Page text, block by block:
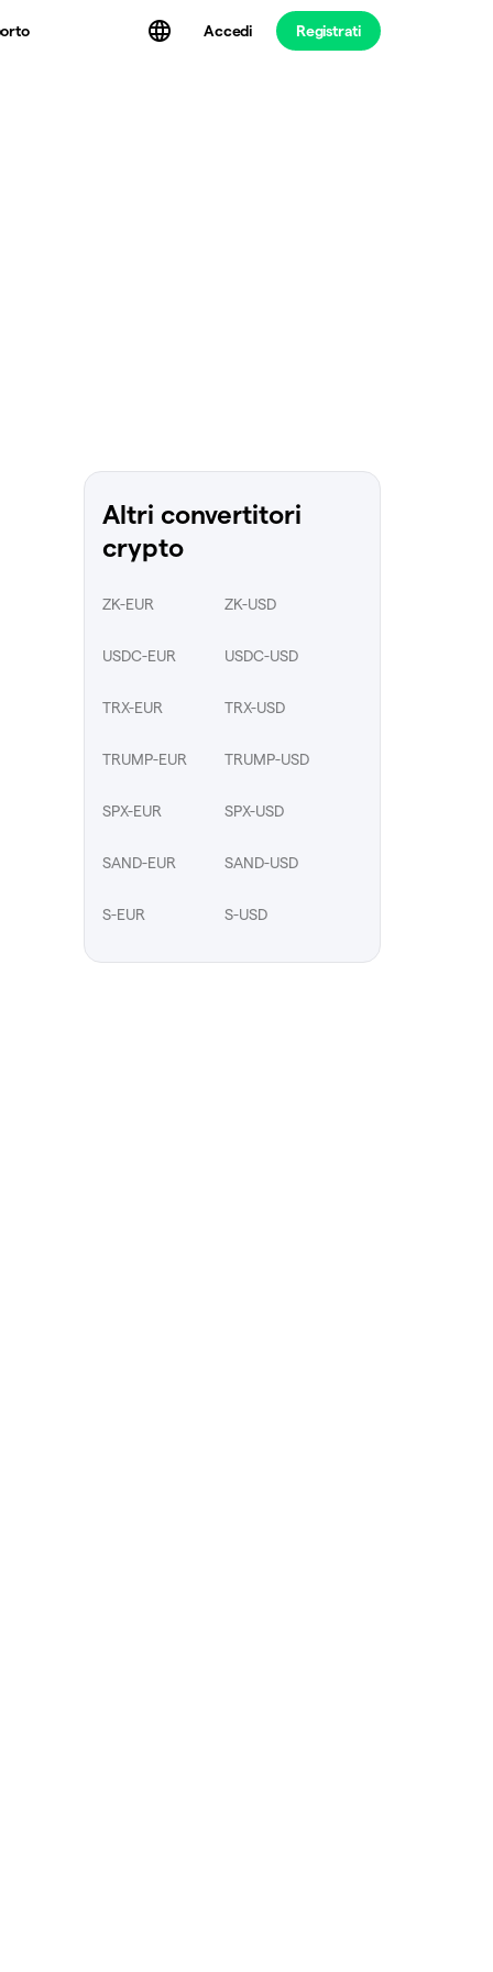
Accedi Registrati
Altri convertitori
crypto
ZK-EUR ZK-USD
USDC-EUR USDC-USD
TRX-EUR TRX-USD
TRUMP-EUR TRUMP-USD
SPX-EUR SPX-USD
SAND-EUR SAND-USD
S-EUR S-USD